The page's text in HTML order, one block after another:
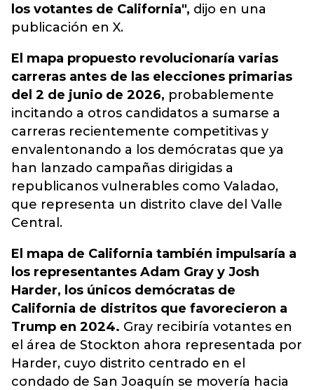
los votantes de California", dijo en una
publicación en X.
El mapa propuesto revolucionaría varias
carreras antes de las elecciones primarias
del 2 de junio de 2026, probablemente
incitando a otros candidatos a sumarse a
carreras recientemente competitivas y
envalentonando a los demócratas que ya
han lanzado campañas dirigidas a
republicanos vulnerables como Valadao,
que representa un distrito clave del Valle
Central.
El mapa de California también impulsaría a
los representantes Adam Gray y Josh
Harder, los únicos demócratas de
California de distritos que favorecieron a
Trump en 2024. Gray recibiría votantes en
el área de Stockton ahora representada por
Harder, cuyo distrito centrado en el
condado de San Joaquín se movería hacia